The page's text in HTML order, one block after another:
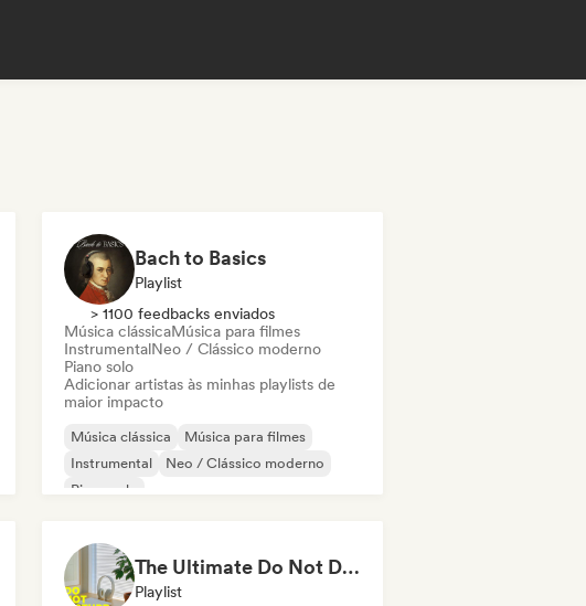
Bach to Basics
Playlist
> 1100 feedbacks enviados
Música clássicaMúsica para filmes
InstrumentalNeo / Clássico moderno
Piano solo
Adicionar artistas às minhas playlists de
maior impacto
Música clássica
Música para filmes
Instrumental
Neo / Clássico moderno
Piano solo
The Ultimate Do Not Disturb Playlist 🔕 Neo-Classical & Ambient Piano
Playlist